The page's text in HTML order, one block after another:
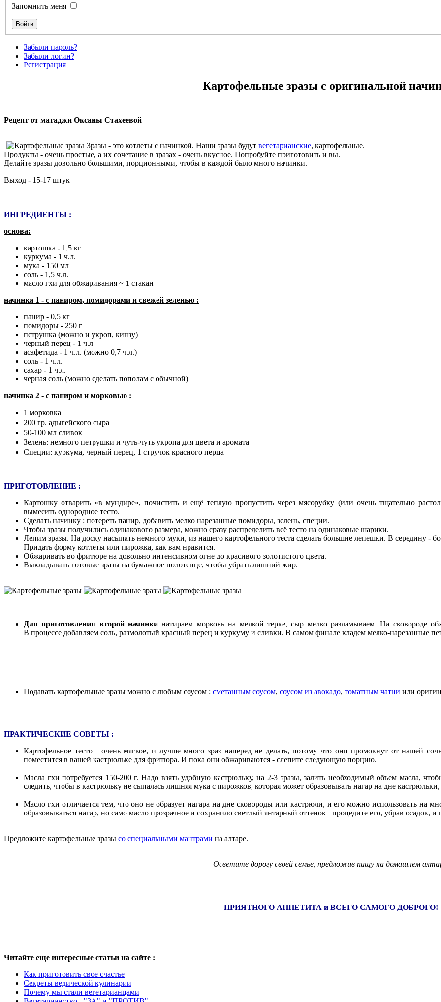
Запомнить меня
Забыли пароль?
Забыли логин?
Регистрация
Картофельные зразы с оригинальной
Рецепт от матаджи Оксаны Стахеевой
Зразы - это котлеты с начинкой. Наши зразы будут вегетарианские, картофельные.
Продукты - очень простые, а их сочетание в зразах - очень вкусное. Попробуйте приготовить и вы.
Делайте зразы довольно большими, порционными, чтобы в каждой было много начинки.
Выход - 15-17 штук
ИНГРЕДИЕНТЫ :
основа:
картошка - 1,5 кг
куркума - 1 ч.л.
мука - 150 мл
соль - 1,5 ч.л.
масло гхи для обжаривания ~ 1 стакан
начинка 1 - с паниром, помидорами и свежей зеленью :
панир - 0,5 кг
помидоры - 250 г
петрушка (можно и укроп, кинзу)
черный перец - 1 ч.л.
асафетида - 1 ч.л. (можно 0,7 ч.л.)
соль - 1 ч.л.
сахар - 1 ч.л.
черная соль (можно сделать пополам с обычной)
начинка 2 - с паниром и морковью :
1 морковка
200 гр. адыгейского сыра
50-100 мл сливок
Зелень: немного петрушки и чуть-чуть укропа для цвета и аромата
Специи: куркума, черный перец, 1 стручок красного перца
ПРИГОТОВЛЕНИЕ :
Картошку отварить «в мундире», почистить и ещё теплую пропустить через мясорубку (или очень тщательно
вымесить однородное тесто.
Сделать начинку : потереть панир, добавить мелко нарезанные помидоры, зелень, специи.
Чтобы зразы получились одинакового размера, можно сразу распределить всё тесто на одинаковые шарики.
Лепим зразы. На доску насыпать немного муки, из нашего картофельного теста сделать большие лепешки. В середину -
Придать форму котлеты или пирожка, как вам нравится.
Обжаривать во фритюре на довольно интенсивном огне до красивого золотистого цвета.
Выкладывать готовые зразы на бумажное полотенце, чтобы убрать лишний жир.
Для приготовления второй начинки натираем морковь на мелкой терке, сыр мелко разламываем. На сковороде
В процессе добавляем соль, размолотый красный перец и куркуму и сливки. В самом финале кладем мелко-нарезанные
Подавать картофельные зразы можно с любым соусом : сметанным соусом, соусом из авокадо, томатным чатни или
ПРАКТИЧЕСКИЕ СОВЕТЫ :
Картофельное тесто - очень мягкое, и лучше много зраз наперед не делать, потому что они промокнут от нашей
поместится в вашей кастрюльке для фритюра. И пока они обжариваются - слепите следующую порцию.
Масла гхи потребуется 150-200 г. Надо взять удобную кастрюльку, на 2-3 зразы, залить необходимый объем масла,
следить, чтобы в кастрюльку не сыпалась лишняя мука с пирожков, которая может образовывать нагар на дне
Масло гхи отличается тем, что оно не образует нагара на дне сковороды или кастрюли, и его можно использовать на
образовываться нагар, но само масло прозрачное и сохранило светлый янтарный оттенок - процедите его, убрав осадок, и
Предложите картофельные зразы со специальными мантрами на алтаре.
Осветите дорогу своей семье, предложив пищу на домашнем
ПРИЯТНОГО АППЕТИТА и ВСЕГО САМОГО ДОБРОГО!
Читайте еще интересные статьи на сайте :
Как приготовить свое счастье
Секреты ведической кулинарии
Почему мы стали вегетарианцами